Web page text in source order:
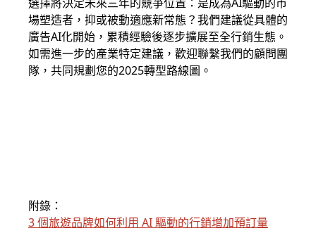
場塑造者，抑或被動適應新常態？我們建議從具體的
廣告AI化開始，累積經驗後逐步擴展至全行銷生態。
如需進一步的產業特定建議，歡迎聯繫我們的顧問團
隊，共同規劃您的2025轉型路線圖。
附錄：
3 個旅遊品牌如何利用 AI 驅動的行銷增加預訂量